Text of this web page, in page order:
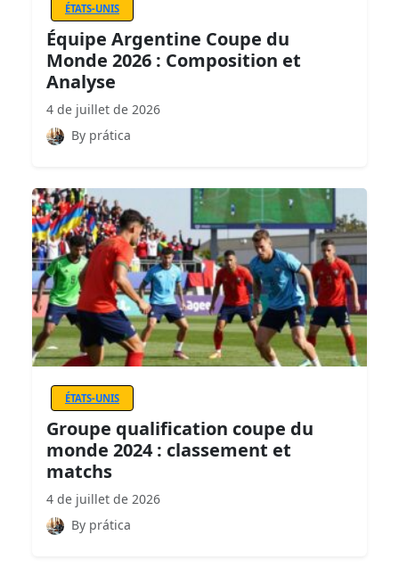
ÉTATS-UNIS
Équipe Argentine Coupe du
Monde 2026 : Composition et
Analyse
4 de juillet de 2026
By prática
ÉTATS-UNIS
Groupe qualification coupe du
monde 2024 : classement et
matchs
4 de juillet de 2026
By prática